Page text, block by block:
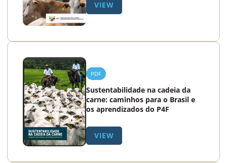
VIEW
PDF
Sustentabilidade na cadeia da
carne: caminhos para o Brasil e
os aprendizados do P4F
VIEW